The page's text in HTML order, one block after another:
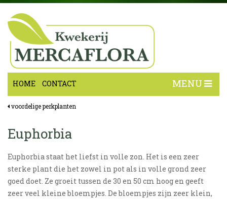
MENU
HOME CONTACT
voordelige perkplanten
Euphorbia
Euphorbia staat het liefst in volle zon. Het is een zeer
sterke plant die het zowel in pot als in volle grond zeer
goed doet. Ze groeit tussen de 30 en 50 cm hoog en geeft
zeer veel kleine bloempjes. De bloempjes zijn zeer klein,